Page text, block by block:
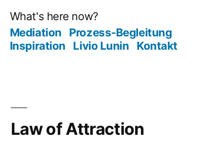
Inhalt
springen
Mediation
Prozess-Begleitung
Inspiration
Livio Lunin Kontakt
Law of Attraction